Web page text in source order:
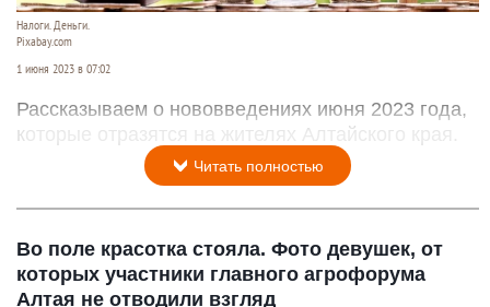
Налоги. Деньги.
Pixabay.com
1 июня 2023 в 07:02
Рассказываем о нововведениях июня 2023 года,
которые отразятся на жителях Алтайского края.
Читать полностью
Во поле красотка стояла. Фото девушек, от
которых участники главного агрофорума
Алтая не отводили взгляд